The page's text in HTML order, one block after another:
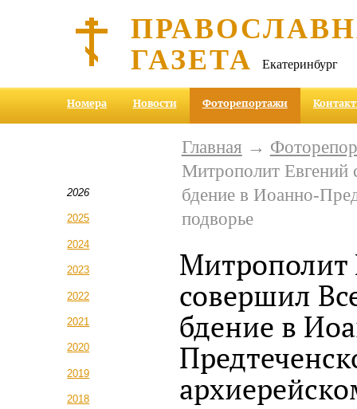
ГАЗЕТА Екатеринбург
Номера Новости Фоторепортажи
2026
2025
2024
2023
2022
2021
2020
2019
2018
Главная →
Митрополит
бдение в Иоанно-
подворье
Митрополит
совершил
бдение в